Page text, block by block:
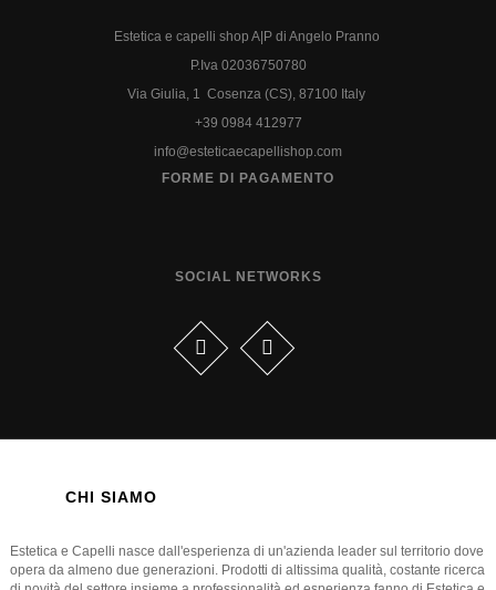
Estetica e capelli shop A|P di Angelo Pranno
P.Iva 02036750780
Via Giulia, 1 Cosenza (CS), 87100 Italy
+39 0984 412977
info@esteticaecapellishop.com
FORME DI PAGAMENTO
SOCIAL NETWORKS
CHI SIAMO
Estetica e Capelli nasce dall'esperienza di un'azienda leader sul territorio dove
opera da almeno due generazioni. Prodotti di altissima qualità, costante ricerca